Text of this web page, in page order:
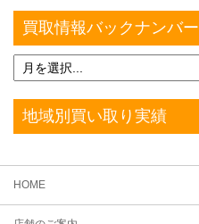
買取情報バックナンバー
地域別買い取り実績
HOME